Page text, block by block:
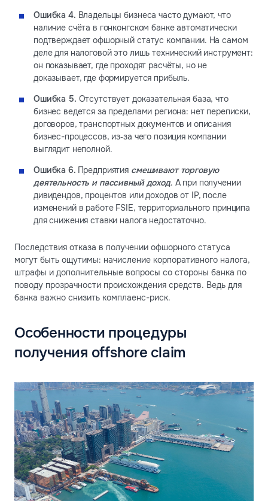
Ошибка 4. Владельцы бизнеса часто думают, что
наличие счёта в гонконгском банке автоматически
подтверждает офшорный статус компании. На самом
деле для налоговой это лишь технический инструмент:
он показывает, где проходят расчёты, но не
доказывает, где формируется прибыль.
Ошибка 5. Отсутствует доказательная база, что
бизнес ведется за пределами региона: нет переписки,
договоров, транспортных документов и описания
бизнес-процессов, из‑за чего позиция компании
выглядит неполной.
Ошибка 6. Предприятия смешивают торговую
деятельность и пассивный доход. А при получении
дивидендов, процентов или доходов от IP, после
изменений в работе FSIE, территориального принципа
для снижения ставки налога недостаточно.
Последствия отказа в получении офшорного статуса
могут быть ощутимы: начисление корпоративного налога,
штрафы и дополнительные вопросы со стороны банка по
поводу прозрачности происхождения средств. Ведь для
банка важно снизить комплаенс-риск.
Особенности процедуры
получения offshore claim